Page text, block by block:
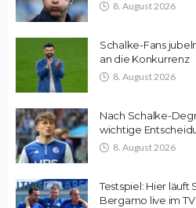
8. August 2026
Schalke-Fans
an die Konkurrenz
8. August 2026
Nach Schalke-
wichtige
8. August 2026
Testspiel: Hier
Bergamo live im